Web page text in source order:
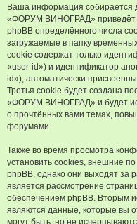
Ваша информация собирается
«ФОРУМ ВИНОГРАД» приведёт
phpBB определённого числа
загружаемые в папку
cookie содержат только
«user-id») и идентификатор
id»), автоматически
Третья cookie будет создана
«ФОРУМ ВИНОГРАД» и будет
о прочтённых вами темах,
форумами.
Также во время просмотра
установить cookies, внешние
phpBB, однако они выходят за
является рассмотрение
обеспечением phpBB. Вторым
являются данные, которые вы
могут быть, но не